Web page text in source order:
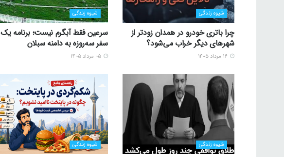
شیوه زندگی
چرا باتری خودرو در همدان زودتر از
شهرهای دیگر خراب می‌شود؟
شیوه زندگی
سرعین فقط آبگرم نیست؛ برنامه یک
سفر سه‌روزه به دامنه سبلان
شیوه زندگی شیوه زندگی